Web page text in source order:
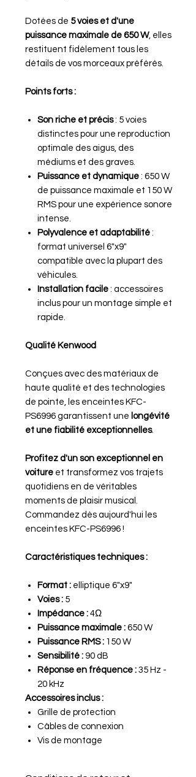
Dotées de 5 voies et d'une
puissance maximale de 650 W, elles
restituent fidèlement tous les
détails de vos morceaux préférés.
Points forts :
Son riche et précis: 5 voies
distinctes pour une reproduction
optimale des aigus, des
médiums et des graves.
Puissance et dynamique : 650 W
de puissance maximale et 150 W
RMS pour une expérience sonore
intense.
Polyvalence et adaptabilité :
format universel 6"x9"
compatible avec la plupart des
véhicules.
Installation facile : accessoires
inclus pour un montage simple et
rapide.
Qualité Kenwood
Conçues avec des matériaux de
haute qualité et des technologies
de pointe, les enceintes KFC-
PS6996 garantissent une longévité
et une fiabilité exceptionnelles.
Profitez d'un son exceptionnel en
voiture et transformez vos trajets
quotidiens en de véritables
moments de plaisir musical.
Commandez dès aujourd'hui les
enceintes KFC-PS6996 !
Caractéristiques techniques :
Format : elliptique 6"x9"
Voies : 5
Impédance : 4Ω
Puissance maximale : 650 W
Puissance RMS : 150 W
Sensibilité : 90 dB
Réponse en fréquence : 35 Hz -
20 kHz
Accessoires inclus :
Grille de protection
Câbles de connexion
Vis de montage